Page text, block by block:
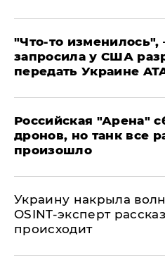
​"Что-то изменилось",
запросила у США
передать Украине
​Российская "Арена"
дронов, но танк все
произошло
​Украину накрыла
OSINT-эксперт
происходит